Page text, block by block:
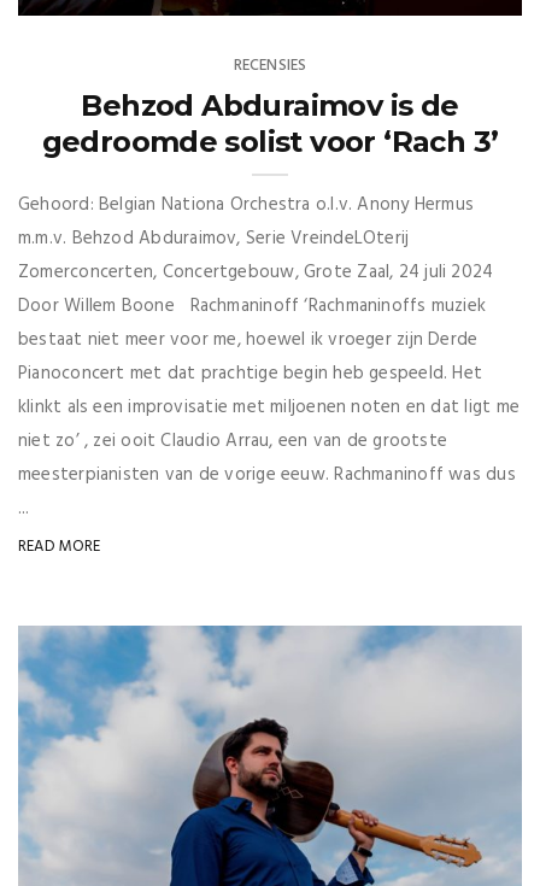
RECENSIES
Behzod Abduraimov is de
gedroomde solist voor ‘Rach 3’
Gehoord: Belgian Nationa Orchestra o.l.v. Anony Hermus
m.m.v. Behzod Abduraimov, Serie VreindeLOterij
Zomerconcerten, Concertgebouw, Grote Zaal, 24 juli 2024
Door Willem Boone Rachmaninoff ‘Rachmaninoffs muziek
bestaat niet meer voor me, hoewel ik vroeger zijn Derde
Pianoconcert met dat prachtige begin heb gespeeld. Het
klinkt als een improvisatie met miljoenen noten en dat ligt me
niet zo’ , zei ooit Claudio Arrau, een van de grootste
meesterpianisten van de vorige eeuw. Rachmaninoff was dus
...
READ MORE